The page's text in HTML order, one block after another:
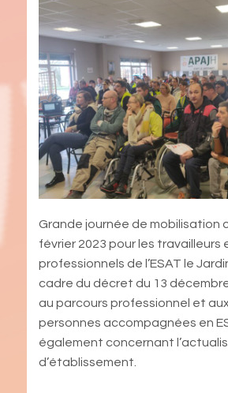
Grande journée de mobilisation
février 2023 pour les travailleurs
professionnels de l’ESAT le
cadre du décret du 13
au parcours professionnel et
personnes accompagnées en
également concernant
d’établissement.